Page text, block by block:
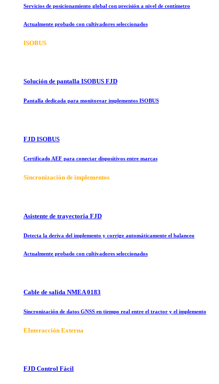
Servicios de posicionamiento global con precisión a nivel de centímetro
Actualmente probado con cultivadores seleccionados
ISOBUS
Solución de pantalla ISOBUS FJD
Pantalla dedicada para monitorear implementos ISOBUS
FJD ISOBUS
Certificado AEF para conectar dispositivos entre marcas
Sincronización de implementos
Asistente de trayectoria FJD
Detecta la deriva del implemento y corrige automáticamente el balanceo
Actualmente probado con cultivadores seleccionados
Cable de salida NMEA 0183
Sincronización de datos GNSS en tiempo real entre el tractor y el implemento
EInteracción Externa
FJD Control Fácil